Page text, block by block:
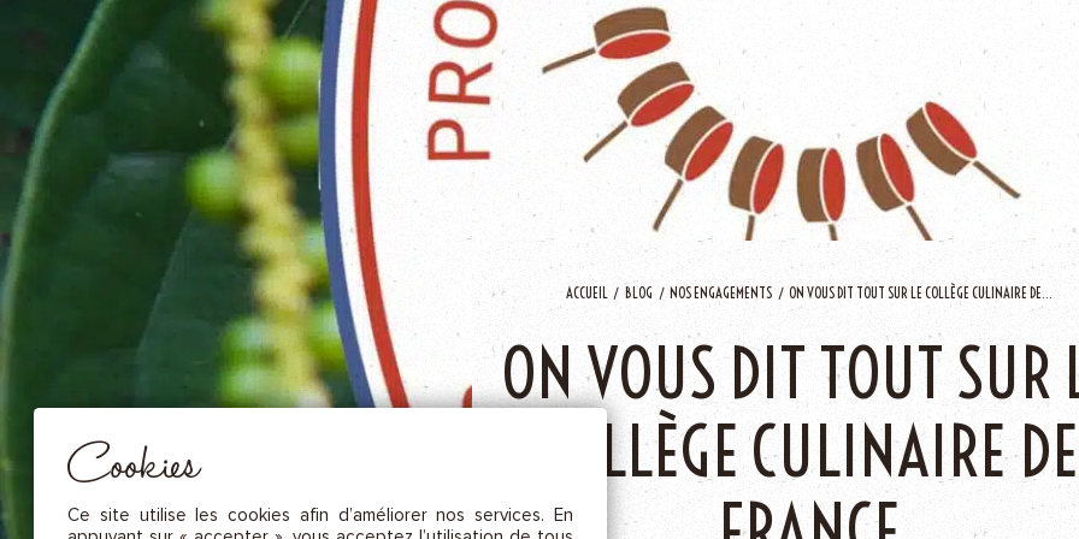
NOS SAUCES
NOS MOUTARDES
NOS ÉPICES GOURMANDES
NOS TISANES
ACCUEIL BLOG NOS ENGAGEMENTS ON VOUS DIT TOUT SUR LE COLLÈGE CULINAIRE DE...
ON VOUS DIT TOUT SUR
COLLÈGE CULINAIRE DE
Cookies
Ce site utilise les cookies afin d’améliorer nos services. En
CES COOKIES SONT NÉCESSAIRES AU BON FONCTIONNEMENT DU SITE. ILS NE PEUVENT PAS ÊTRE
Ces cookies nous permettent de mesurer le nombre de visites, de
d’établir des statistiques afin d’en améliorer la qualité, l’ergonomie et la
performance.
Les cookies marketing sont utilisés pour effectuer le suivi des visiteurs au